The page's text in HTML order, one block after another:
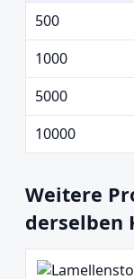
500
1000
5000
10000
Weitere
derselben